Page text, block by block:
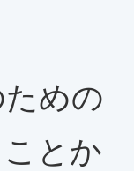
めの
とか